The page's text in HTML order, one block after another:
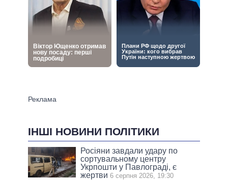
ІНШІ НОВИНИ ПОЛІТИКИ
Росіяни завдали удару по
сортувальному центру
Укрпошти у Павлограді, є
жертви 6 серпня 2026, 19:30